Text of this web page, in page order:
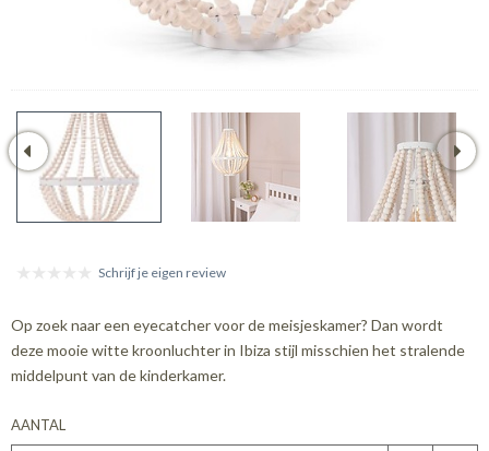
Schrijf je eigen review
Op zoek naar een eyecatcher voor de meisjeskamer? Dan wordt
deze mooie witte kroonluchter in Ibiza stijl misschien het stralende
middelpunt van de kinderkamer.
AANTAL